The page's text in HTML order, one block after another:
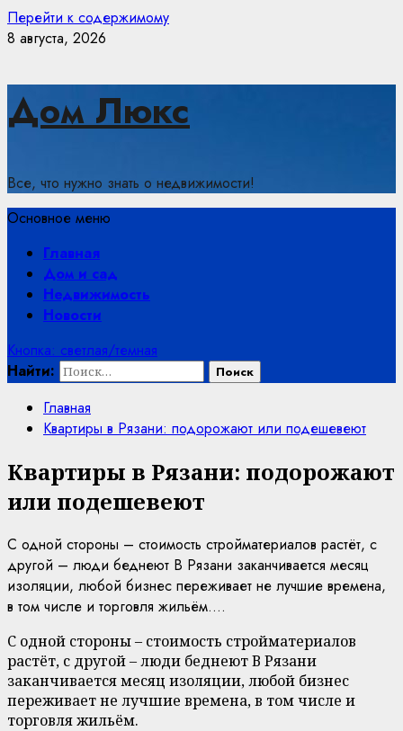
Перейти к содержимому
8 августа, 2026
Дом Люкс
Все, что нужно знать о недвижимости!
Основное меню
Главная
Дом и сад
Недвижимость
Новости
Кнопка: светлая/темная
Найти:
Главная
Квартиры в Рязани: подорожают или подешевеют
Квартиры в Рязани: подорожают
или подешевеют
С одной стороны – стоимость стройматериалов растёт, с
другой – люди беднеют В Рязани заканчивается месяц
изоляции, любой бизнес переживает не лучшие времена,
в том числе и торговля жильём....
С одной стороны – стоимость стройматериалов
растёт, с другой – люди беднеют В Рязани
заканчивается месяц изоляции, любой бизнес
переживает не лучшие времена, в том числе и
торговля жильём.